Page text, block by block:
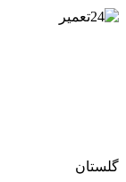
گلستان